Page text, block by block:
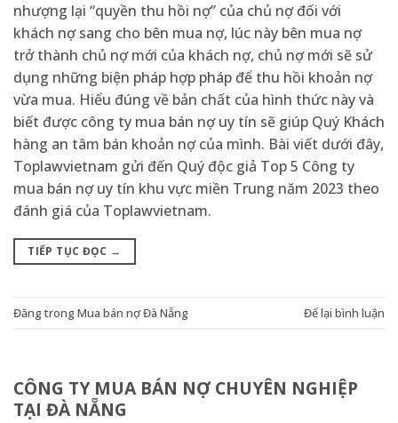
nhượng lại “quyền thu hồi nợ” của chủ nợ đối với
khách nợ sang cho bên mua nợ, lúc này bên mua nợ
trở thành chủ nợ mới của khách nợ, chủ nợ mới sẽ sử
dụng những biện pháp hợp pháp để thu hồi khoản nợ
vừa mua. Hiểu đúng về bản chất của hình thức này và
biết được công ty mua bán nợ uy tín sẽ giúp Quý Khách
hàng an tâm bán khoản nợ của mình. Bài viết dưới đây,
Toplawvietnam gửi đến Quý độc giả Top 5 Công ty
mua bán nợ uy tín khu vực miền Trung năm 2023 theo
đánh giá của Toplawvietnam.
TIẾP TỤC ĐỌC →
Đăng trongMua bán nợ Đà Nẵng Để lại bình luận
CÔNG TY MUA BÁN NỢ CHUYÊN NGHIỆP
TẠI ĐÀ NẴNG